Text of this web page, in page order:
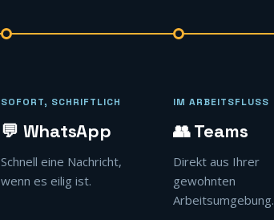
SOFORT, SCHRIFTLICH
💬 WhatsApp
Schnell eine Nachricht,
wenn es eilig ist.
IM ARBEITSFLUSS
👥 Teams
Direkt aus Ihrer
gewohnten
Arbeitsumgebung.